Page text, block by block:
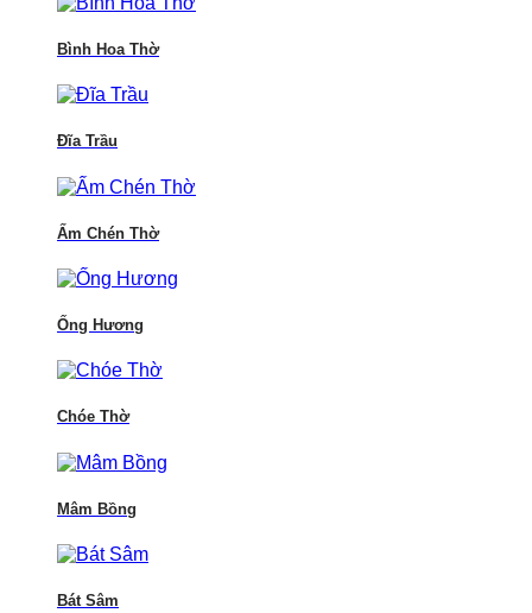
Bình Hoa Thờ
Đĩa Trầu
Ấm Chén Thờ
Ống Hương
Chóe Thờ
Mâm Bồng
Bát Sâm